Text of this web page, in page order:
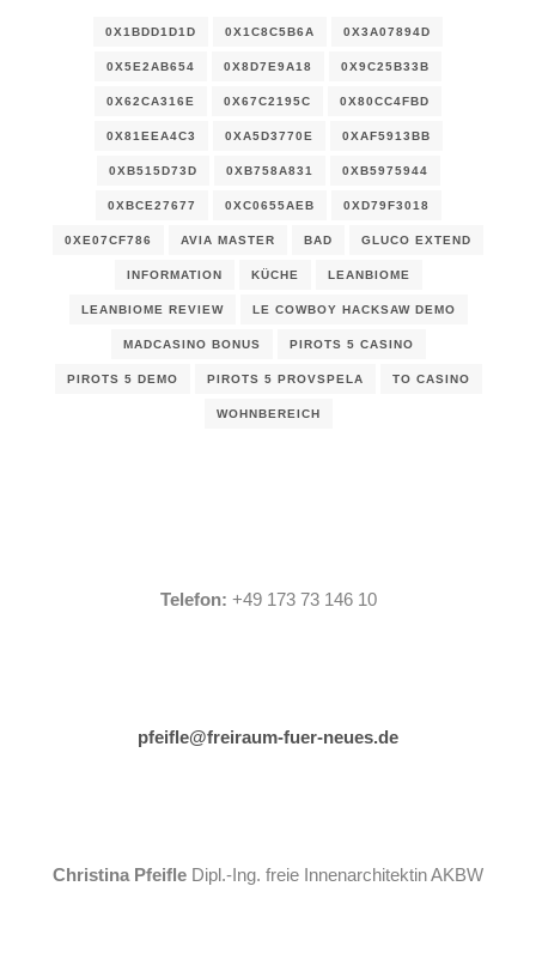
0X1BDD1D1D 0X1C8C5B6A 0X3A07894D
0X5E2AB654 0X8D7E9A18 0X9C25B33B
0X62CA316E 0X67C2195C 0X80CC4FBD
0X81EEA4C3 0XA5D3770E 0XAF5913BB
0XB515D73D 0XB758A831 0XB5975944
0XBCE27677 0XC0655AEB 0XD79F3018
0XE07CF786 AVIA MASTER BAD GLUCO EXTEND
INFORMATION KÜCHE LEANBIOME
LEANBIOME REVIEW LE COWBOY HACKSAW DEMO
MADCASINO BONUS PIROTS 5 CASINO
PIROTS 5 DEMO PIROTS 5 PROVSPELA TO CASINO
WOHNBEREICH
Telefon: +49 173 73 146 10
pfeifle@freiraum-fuer-neues.de
Christina Pfeifle Dipl.-Ing. freie Innenarchitektin AKBW